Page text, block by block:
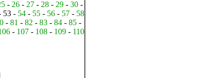
- 26- 27- 28- 29- 30-
53 - 54- 55- 56- 57- 58
- 81 - 82 - 83 - 84 - 85 -
- 107- 108- 109- 110